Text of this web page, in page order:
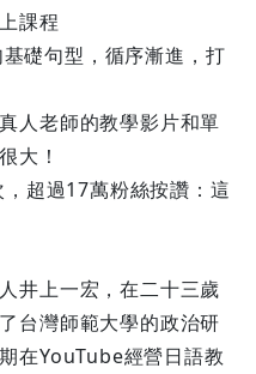
課程
礎句型，循序漸進，打
人老師的教學影片和單
大！
超過17萬粉絲按讚：這
井上一宏，在二十三歲
台灣師範大學的政治研
在YouTube經營日語教